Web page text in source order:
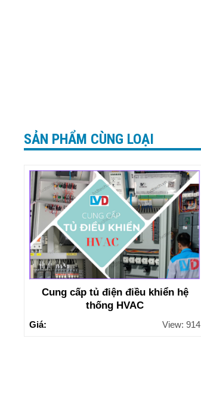
SẢN PHẨM CÙNG LOẠI
Cung cấp tủ điện điều khiển hệ
thống HVAC
Giá: View: 914